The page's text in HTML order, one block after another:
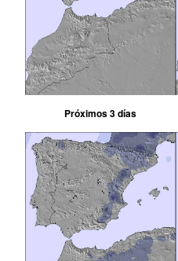
Próximos 3 días